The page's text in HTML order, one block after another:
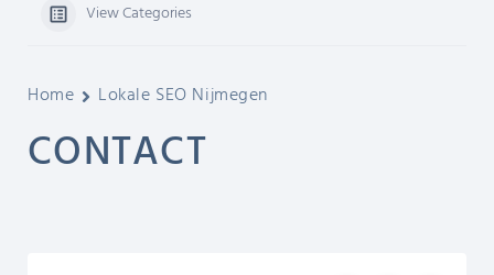
View Categories
Home Lokale SEO Nijmegen
CONTACT